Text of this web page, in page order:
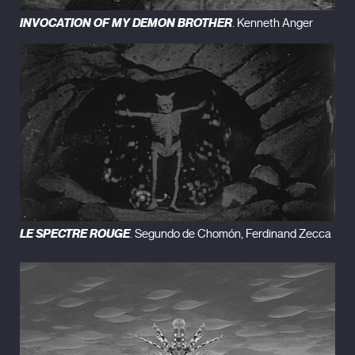
INVOCATION OF MY DEMON BROTHER. Kenneth Anger
LE SPECTRE ROUGE. Segundo de Chomón, Ferdinand Zecca